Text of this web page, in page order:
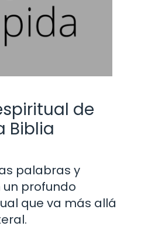
de
Biblia
palabras y
profundo
que va más allá